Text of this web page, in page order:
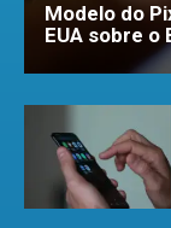
Modelo do
EUA sobre o